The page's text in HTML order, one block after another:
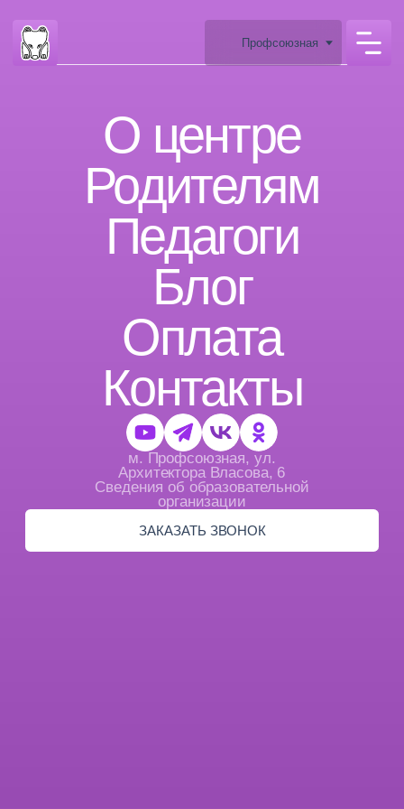
Родителям
Педагоги
Блог
Оплата
Контакты
м. Профсоюзная, ул.
Архитектора Власова, 6
Сведения об образовательной
организации
ЗАКАЗАТЬ ЗВОНОК